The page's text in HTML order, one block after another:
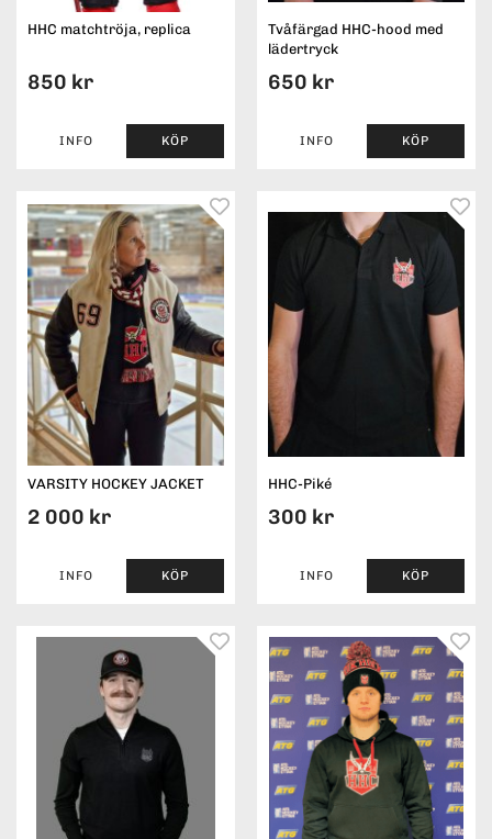
HHC matchtröja, replica
850 kr
INFO KÖP
Tvåfärgad HHC-hood med
lädertryck
650 kr
INFO KÖP
VARSITY HOCKEY JACKET
2 000 kr
INFO KÖP
HHC-Piké
300 kr
INFO KÖP